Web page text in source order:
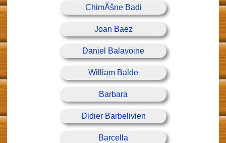
ChimÃšne Badi
Joan Baez
Daniel Balavoine
William Balde
Barbara
Didier Barbelivien
Barcella